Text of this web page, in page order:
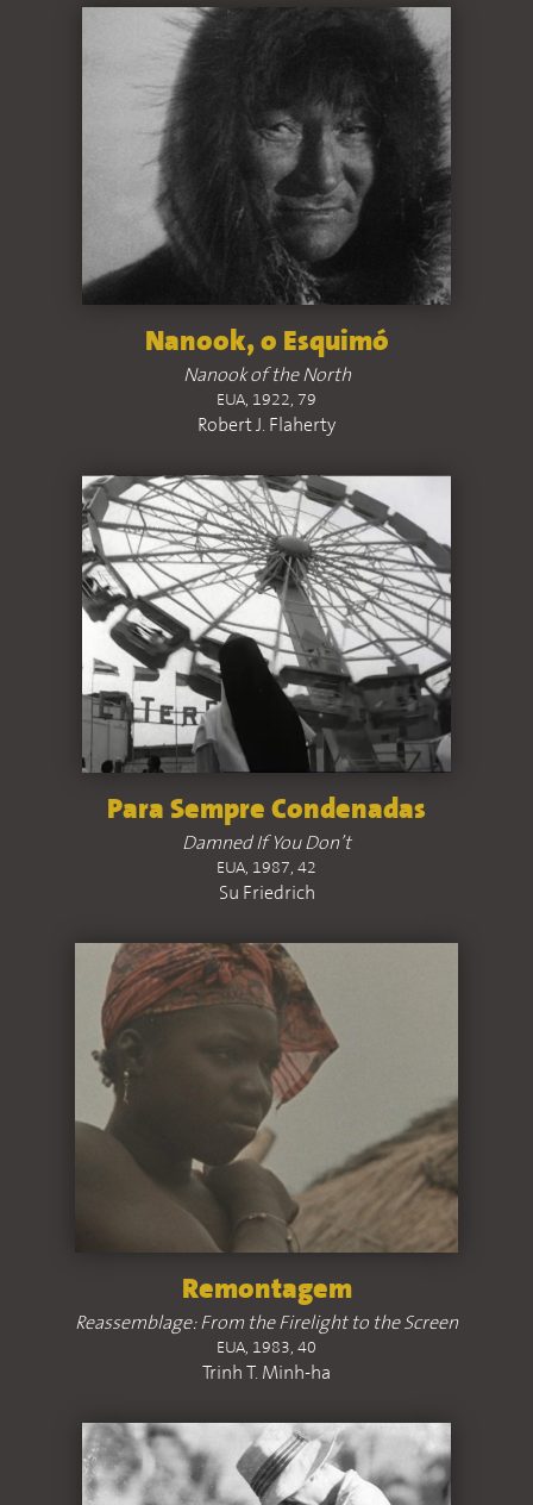
Nanook, o Esquimó
Nanook of the North
EUA, 1922, 79
Robert J. Flaherty
Para Sempre Condenadas
Damned If You Don’t
EUA, 1987, 42
Su Friedrich
Remontagem
Reassemblage: From the Firelight to the Screen
EUA, 1983, 40
Trinh T. Minh-ha